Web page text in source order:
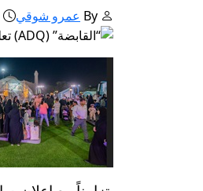
By عمرو شوقي